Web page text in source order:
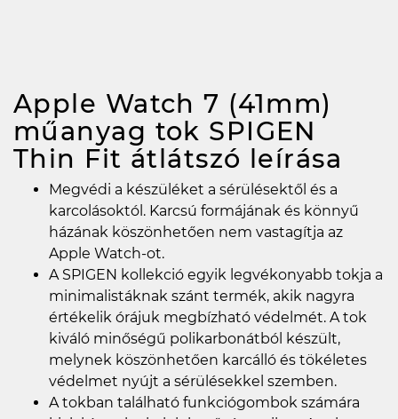
Apple Watch 7 (41mm)
műanyag tok SPIGEN
Thin Fit átlátszó leírása
Megvédi a készüléket a sérülésektől és a
karcolásoktól. Karcsú formájának és könnyű
házának köszönhetően nem vastagítja az
Apple Watch-ot.
A SPIGEN kollekció egyik legvékonyabb tokja a
minimalistáknak szánt termék, akik nagyra
értékelik órájuk megbízható védelmét. A tok
kiváló minőségű polikarbonátból készült,
melynek köszönhetően karcálló és tökéletes
védelmet nyújt a sérülésekkel szemben.
A tokban található funkciógombok számára